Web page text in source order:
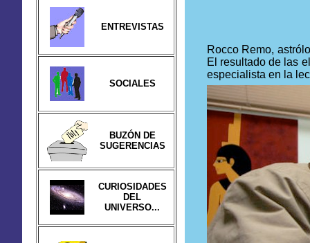
ENTREVISTAS
SOCIALES
BUZÓN DE
SUGERENCIAS
CURIOSIDADES
DEL
UNIVERSO...
Rocco Remo,
El resultado de las
especialista en la